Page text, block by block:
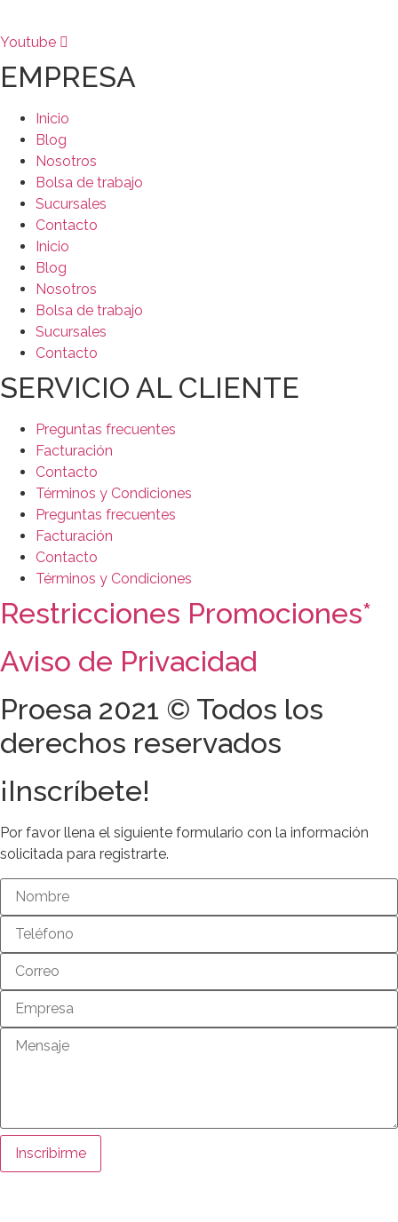
Youtube
EMPRESA
Inicio
Blog
Nosotros
Bolsa de trabajo
Sucursales
Contacto
Inicio
Blog
Nosotros
Bolsa de trabajo
Sucursales
Contacto
SERVICIO AL CLIENTE
Preguntas frecuentes
Facturación
Contacto
Términos y Condiciones
Preguntas frecuentes
Facturación
Contacto
Términos y Condiciones
Restricciones Promociones*
Aviso de Privacidad
Proesa 2021 © Todos los
derechos reservados
¡Inscríbete!
Por favor llena el siguiente formulario con la información
solicitada para registrarte.
Inscribirme